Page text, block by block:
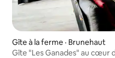
Gîte à la ferme · Brunehaut
Gîte "Les Ganades" au cœur